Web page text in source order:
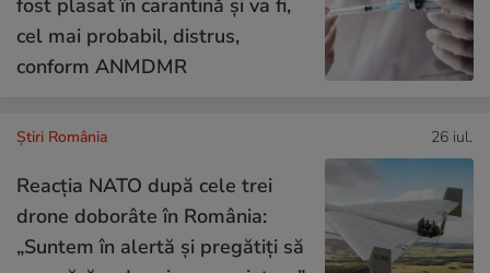
fost plasat în carantină și va fi,
cel mai probabil, distrus,
conform ANMDMR
Știri România 26 iul.
Reacția NATO după cele trei
drone doborâte în România:
„Suntem în alertă și pregătiți să